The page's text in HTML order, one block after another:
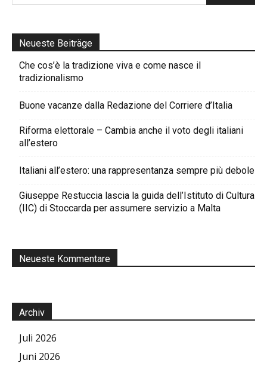
Neueste Beiträge
Che cos’è la tradizione viva e come nasce il
tradizionalismo
Buone vacanze dalla Redazione del Corriere d’Italia
Riforma elettorale – Cambia anche il voto degli italiani
all’estero
Italiani all’estero: una rappresentanza sempre più debole
Giuseppe Restuccia lascia la guida dell’Istituto di Cultura
(IIC) di Stoccarda per assumere servizio a Malta
Neueste Kommentare
Archiv
Juli 2026
Juni 2026